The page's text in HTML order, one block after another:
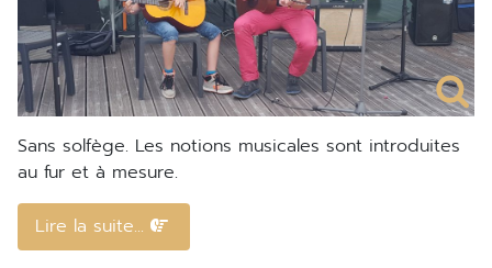
Sans solfège. Les notions musicales sont introduites
au fur et à mesure.
Lire la suite...